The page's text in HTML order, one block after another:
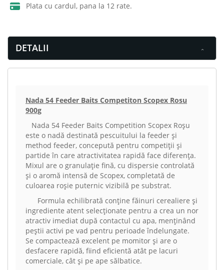
Plata cu cardul, pana la 12 rate.
DETALII
Nada 54 Feeder Baits Competiton Scopex Rosu
900g
Nada 54 Feeder Baits Competition Scopex Roșu
este o nadă destinată pescuitului la feeder și
method feeder, concepută pentru competiții și
partide în care atractivitatea rapidă face diferența.
Mixul are o granulație fină, cu dispersie controlată
și o aromă intensă de Scopex, completată de
culoarea roșie puternic vizibilă pe substrat.
Formula echilibrată conține făinuri cerealiere și
ingrediente atent selecționate pentru a crea un nor
atractiv imediat după contactul cu apa, menținând
peștii activi pe vad pentru perioade îndelungate.
Se compactează excelent pe momitor și are o
desfacere rapidă, fiind eficientă atât pe lacuri
comerciale, cât și pe ape sălbatice.